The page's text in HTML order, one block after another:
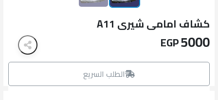
كشاف امامى شيرى A11
5000
EGP
الطلب السريع